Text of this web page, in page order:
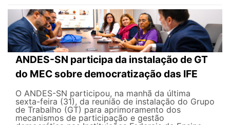
ANDES-SN participa da instalação de GT
do MEC sobre democratização das IFE
O ANDES-SN participou, na manhã da última
sexta-feira (31), da reunião de instalação do Grupo
de Trabalho (GT) para aprimoramento dos
mecanismos de participação e gestão